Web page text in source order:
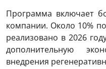
Программа включает
компании. Около 10%
реализовано в 2026
дополнительную
внедрения